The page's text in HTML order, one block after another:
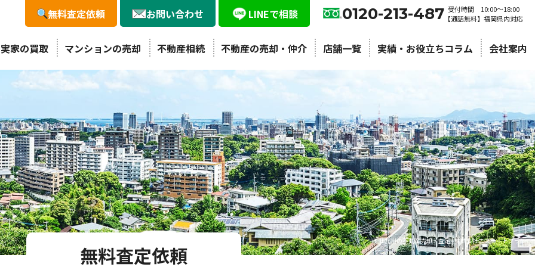
無料査定依頼 お問い合わせ LINEで相談 0120-213-487 受付時間 10:00〜18:00
【通話無料】福岡県内対応
家の買取 マンションの売却 不動産相続 不動産の売却・仲介 店舗一覧 実績・お役立ちコラム 会社案内
北九州の不動産売却・査定 | 株式会社エステートプラン
無料査定依頼